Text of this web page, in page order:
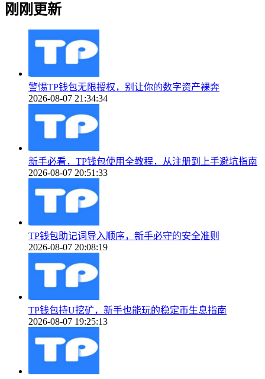
刚刚更新
警惕TP钱包无限授权，别让你的数字资产裸奔
2026-08-07 21:34:34
新手必看，TP钱包使用全教程，从注册到上手避坑指南
2026-08-07 20:51:33
TP钱包助记词导入顺序，新手必守的安全准则
2026-08-07 20:08:19
TP钱包持U挖矿，新手也能玩的稳定币生息指南
2026-08-07 19:25:13